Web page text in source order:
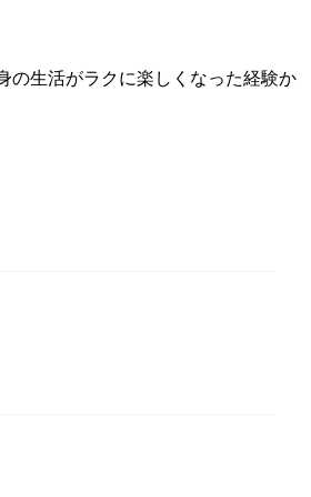
の生活がラクに楽しくなった経験か